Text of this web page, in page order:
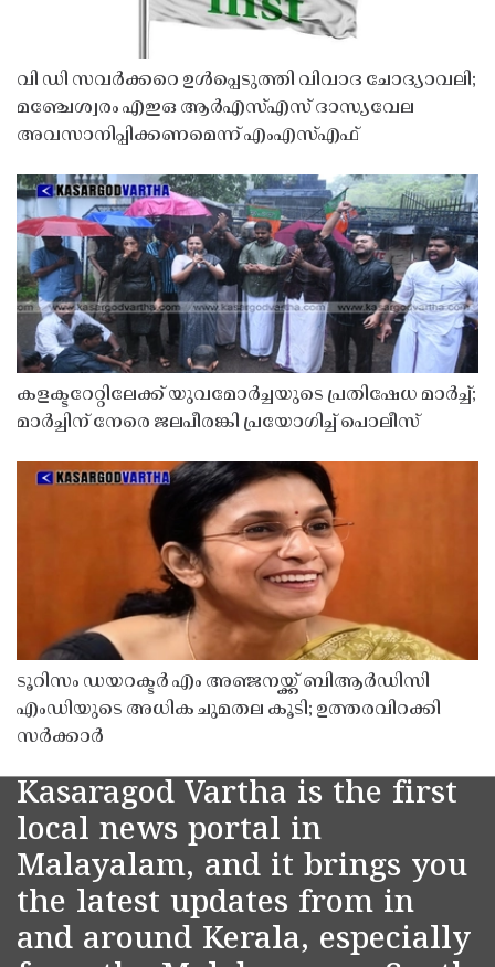
വി ഡി സവർക്കറെ ഉൾപ്പെടുത്തി വിവാദ ചോദ്യാവലി;
മഞ്ചേശ്വരം എഇഒ ആർഎസ്എസ് ദാസ്യവേല
അവസാനിപ്പിക്കണമെന്ന് എംഎസ്എഫ്
കളക്ടറേറ്റിലേക്ക് യുവമോർച്ചയുടെ പ്രതിഷേധ മാർച്ച്;
മാർച്ചിന് നേരെ ജലപീരങ്കി പ്രയോഗിച്ച് പൊലീസ്
ടൂറിസം ഡയറക്ടർ എം അഞ്ജനയ്ക്ക് ബിആർഡിസി
എംഡിയുടെ അധിക ചുമതല കൂടി; ഉത്തരവിറക്കി
സർക്കാർ
Kasaragod Vartha is the first
local news portal in
Malayalam, and it brings you
the latest updates from in
and around Kerala, especially